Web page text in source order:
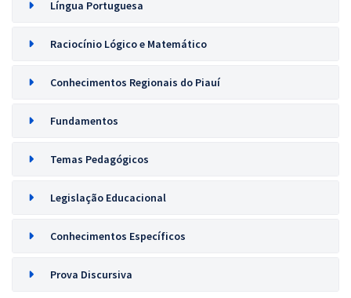
Língua Portuguesa
Raciocínio Lógico e Matemático
Conhecimentos Regionais do Piauí
Fundamentos
Temas Pedagógicos
Legislação Educacional
Conhecimentos Específicos
Prova Discursiva